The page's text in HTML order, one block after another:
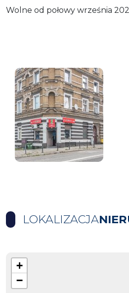
Wolne od połowy września
LOKALIZACJA
+
−